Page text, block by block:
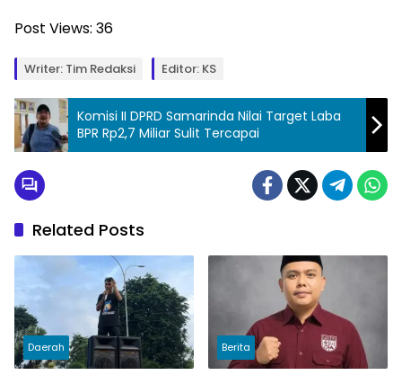
Post Views: 36
Writer: Tim Redaksi Editor: KS
Komisi II DPRD Samarinda Nilai Target Laba
BPR Rp2,7 Miliar Sulit Tercapai
Related Posts
Daerah Berita